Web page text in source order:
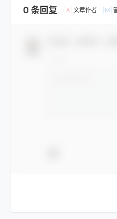
0 条回复 A 文章作者 M